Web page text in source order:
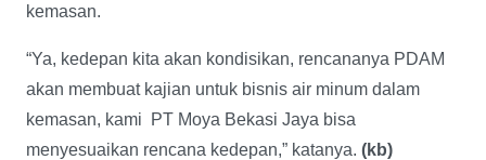
kemasan.
“Ya, kedepan kita akan kondisikan, rencananya PDAM
akan membuat kajian untuk bisnis air minum dalam
kemasan, kami PT Moya Bekasi Jaya bisa
menyesuaikan rencana kedepan,” katanya. (kb)